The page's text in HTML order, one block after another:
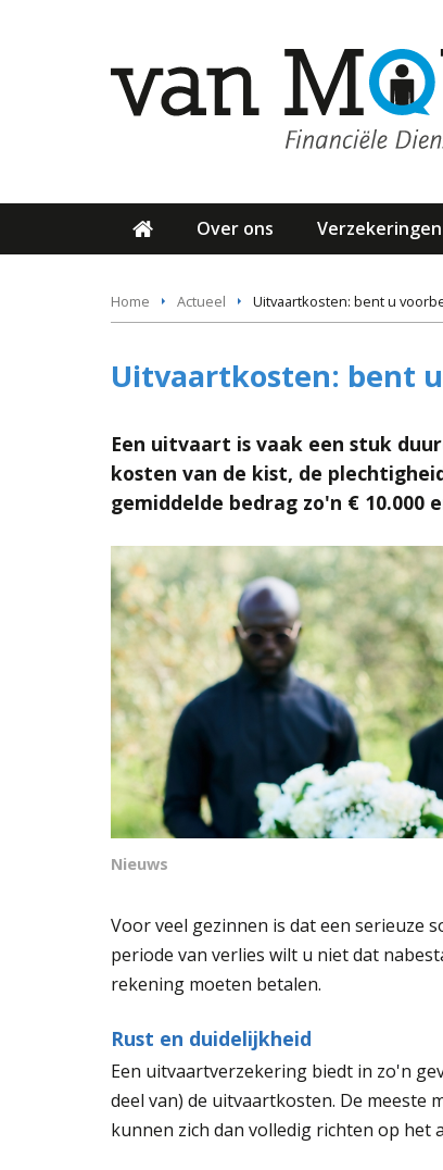
Over ons Verzekeringen
Home Actueel Uitvaartkosten: bent u
Uitvaartkosten: bent
Een uitvaart is vaak een stuk
kosten van de kist, de
gemiddelde bedrag zo'n € 10.000
Nieuws
Voor veel gezinnen is dat een serieuze
periode van verlies wilt u niet dat
rekening moeten betalen.
Rust en duidelijkheid
Een uitvaartverzekering biedt in zo'n
deel van) de uitvaartkosten. De meeste
kunnen zich dan volledig richten op het